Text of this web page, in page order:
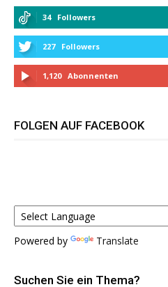
34 Followers
227 Followers
1,120 Abonnenten
FOLGEN AUF FACEBOOK
Powered by Translate
Suchen Sie ein Thema?